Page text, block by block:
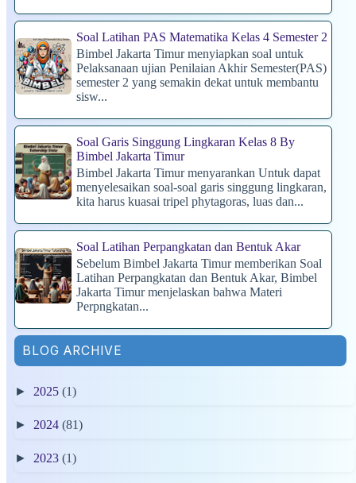
Soal Latihan PAS Matematika Kelas 4 Semester 2
Bimbel Jakarta Timur menyiapkan soal untuk
Pelaksanaan ujian Penilaian Akhir Semester(PAS)
semester 2 yang semakin dekat untuk membantu
sisw...
Soal Garis Singgung Lingkaran Kelas 8 By
Bimbel Jakarta Timur
Bimbel Jakarta Timur menyarankan Untuk dapat
menyelesaikan soal-soal garis singgung lingkaran,
kita harus kuasai tripel phytagoras, luas dan...
Soal Latihan Perpangkatan dan Bentuk Akar
Sebelum Bimbel Jakarta Timur memberikan Soal
Latihan Perpangkatan dan Bentuk Akar, Bimbel
Jakarta Timur menjelaskan bahwa Materi
Perpngkatan...
BLOG ARCHIVE
► 2025 (1)
► 2024 (81)
► 2023 (1)